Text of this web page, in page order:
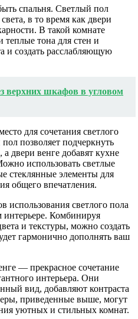
спальня. Светлый пол
в то время как двери
В такой комнате
тона для стен и
и создать расслабляющую
верхних шкафов в угловом
для сочетания светлого
позволяет подчеркнуть
а двери венге добавят кухне
использовать светлые
стеклянные элементы для
общего впечатления.
использования светлого пола
интерьере. Комбинируя
и текстуры, можно создать
гармонично дополнять ваш
— прекрасное сочетание
интерьера. Они
вид, добавляют контраста
приведенные выше, могут
уютных и стильных комнат.